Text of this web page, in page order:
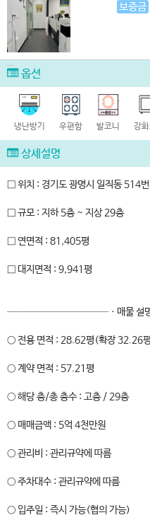
보증금
옵션
냉난방기 우편함 발코니 강
상세설명
□ 위치 : 경기도 광명시 일직동 514
□ 규모 : 지하 5층 ~ 지상 29층
□ 연면적 : 81,405평
□ 대지면적 : 9,941평
────────────ㆍ매물
○ 전용 면적 : 28.62평(확장 32.26
○ 계약 면적 : 57.21평
○ 해당 층/총 층수 : 고층 / 29층
○ 매매금액 : 5억 4천만원
○ 관리비 : 관리규약에 따름
○ 주차대수 : 관리규약에 따름
○ 입주일 : 즉시 가능(협의 가능)